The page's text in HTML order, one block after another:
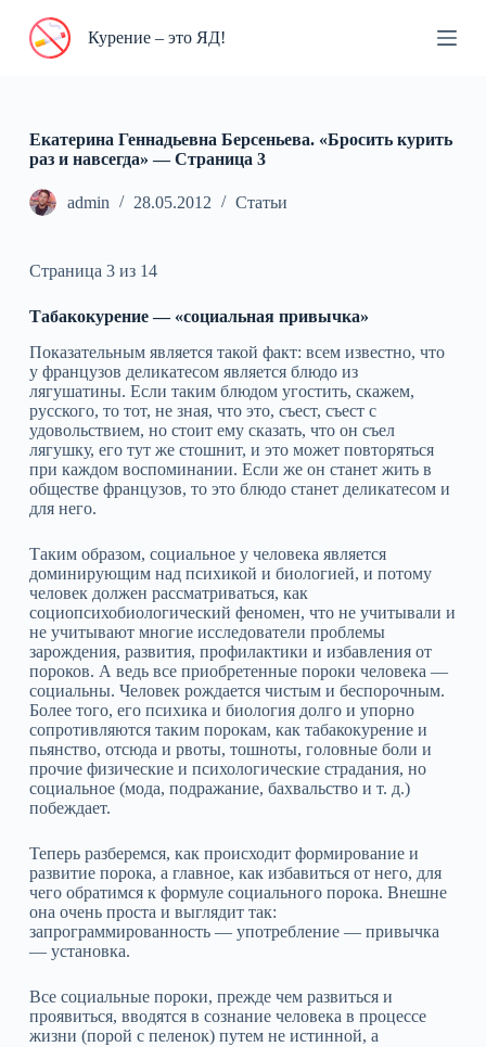
П
и
к
у
Курение – это ЯД!
Екатерина Геннадьевна Берсеньева. «Бросить курить
раз и навсегда» — Cтраница 3
admin 28.05.2012 Статьи
Страница 3 из 14
Табакокурение — «социальная привычка»
Показательным является такой факт: всем известно, что
у французов деликатесом является блюдо из
лягушатины. Если таким блюдом угостить, скажем,
русского, то тот, не зная, что это, съест, съест с
удовольствием, но стоит ему сказать, что он съел
лягушку, его тут же стошнит, и это может повторяться
при каждом воспоминании. Если же он станет жить в
обществе французов, то это блюдо станет деликатесом и
для него.
Таким образом, социальное у человека является
доминирующим над психикой и биологией, и потому
человек должен рассматриваться, как
социопсихобиологический феномен, что не учитывали и
не учитывают многие исследователи проблемы
зарождения, развития, профилактики и избавления от
пороков. А ведь все приобретенные пороки человека —
социальны. Человек рождается чистым и беспорочным.
Более того, его психика и биология долго и упорно
сопротивляются таким порокам, как табакокурение и
пьянство, отсюда и рвоты, тошноты, головные боли и
прочие физические и психологические страдания, но
социальное (мода, подражание, бахвальство и т. д.)
побеждает.
Теперь разберемся, как происходит формирование и
развитие порока, а главное, как избавиться от него, для
чего обратимся к формуле социального порока. Внешне
она очень проста и выглядит так:
запрограммированность — употребление — привычка
— установка.
Все социальные пороки, прежде чем развиться и
проявиться, вводятся в сознание человека в процессе
жизни (порой с пеленок) путем не истинной, а